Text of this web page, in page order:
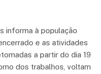
informa à população
e as atividades
a partir do dia 19
dos trabalhos, voltam